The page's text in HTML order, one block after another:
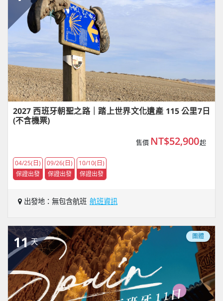
2027 西班牙朝聖之路｜踏上世界文化遺產 115 公里7日
(不含機票)
售價 NT$52,900起
04/25(日)
保證出發
09/26(日)
保證出發
10/10(日)
保證出發
出發地：無包含航班 航班資訊
11 天
團體